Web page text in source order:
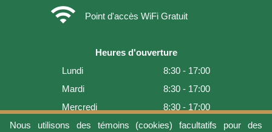
Nous utilisons des témoins (cookies) facultatifs pour des
wifi
Point d'accès WiFi Gratuit
Heures d'ouverture
Lundi
8:30 - 17:00
Mardi
8:30 - 17:00
Mercredi
8:30 - 17:00
Jeudi
8:30 - 17:00